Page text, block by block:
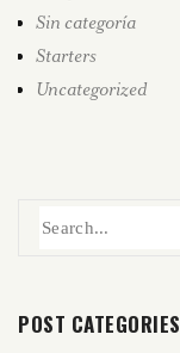
Sin categoría
Starters
Uncategorized
POST CATEGORIES